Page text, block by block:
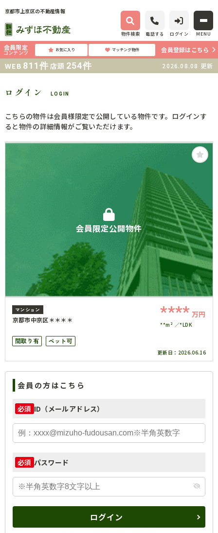
京都市上京区の不動産情報
物件検索 電話する ログイン MENU
会員限定
コンテンツ お気に入り マッチング物件 会員登録はこちら
WEB 811件 店頭 254件 2026.08.08 更新
ログイン LOGIN
こちらの物件は会員様限定で公開している物件です。ログインす
ると物件の詳細情報がご覧いただけます。
会員限定公開物件
マンション
京都市中京区＊＊＊＊ **** 万円
**m² *LDK
間取り有 ペット可
更新日： 2026.06.16
会員の方はこちら
必須 ID（メールアドレス）
必須 パスワード
ログイン